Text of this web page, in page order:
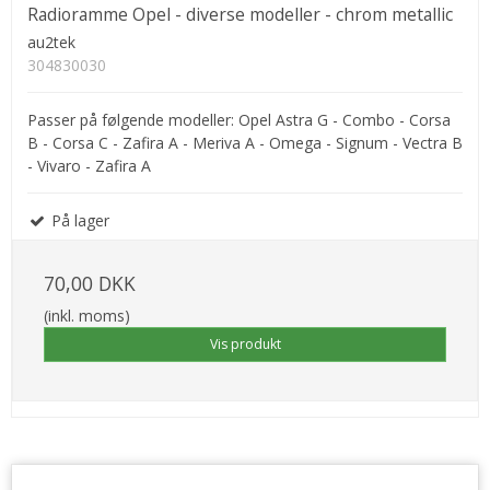
Radioramme Opel - diverse modeller - chrom metallic
au2tek
304830030
Passer på følgende modeller: Opel Astra G - Combo - Corsa
B - Corsa C - Zafira A - Meriva A - Omega - Signum - Vectra B
- Vivaro - Zafira A
På lager
70,00 DKK
(inkl. moms)
Vis produkt